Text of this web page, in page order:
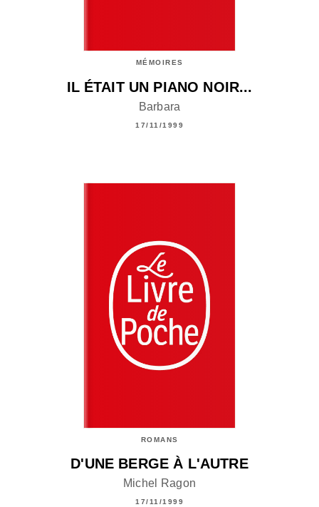
MÉMOIRES
IL ÉTAIT UN PIANO NOIR...
Barbara
17/11/1999
ROMANS
D'UNE BERGE À L'AUTRE
Michel Ragon
17/11/1999